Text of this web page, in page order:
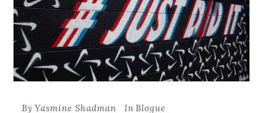
By Yasmine Shadman In Blogue